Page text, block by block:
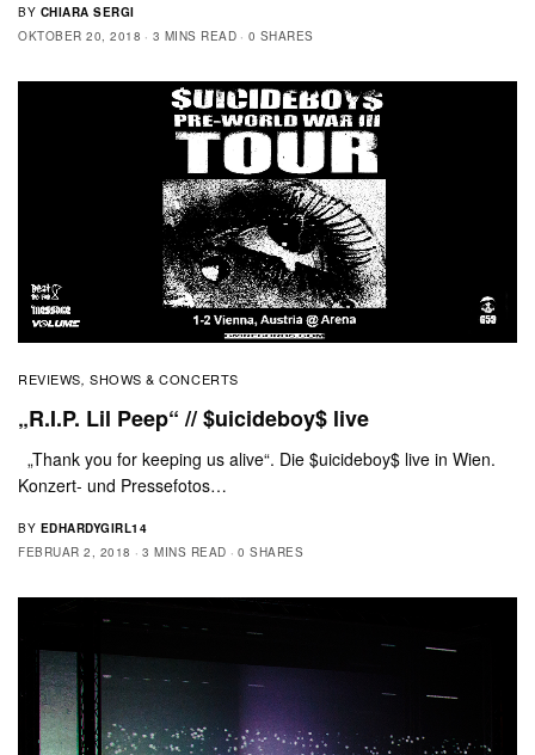
BY CHIARA SERGI
OKTOBER 20, 2018
3 MINS READ 0 SHARES
REVIEWS, SHOWS & CONCERTS
„R.I.P. Lil Peep“ // $uicideboy$ live
„Thank you for keeping us alive“. Die $uicideboy$ live in Wien.
Konzert- und Pressefotos…
BY EDHARDYGIRL14
FEBRUAR 2, 2018
3 MINS READ 0 SHARES